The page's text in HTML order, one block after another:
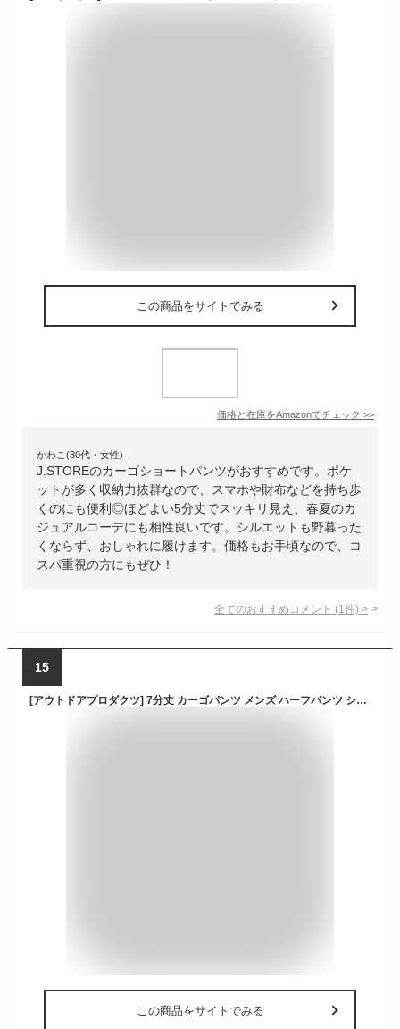
この商品をサイトでみる
価格と在庫をAmazonでチェック >>
かわこ(30代・女性)
J.STOREのカーゴショートパンツがおすすめです。ポケ
ットが多く収納力抜群なので、スマホや財布などを持ち歩
くのにも便利◎ほどよい5分丈でスッキリ見え、春夏のカ
ジュアルコーデにも相性良いです。シルエットも野暮った
くならず、おしゃれに履けます。価格もお手頃なので、コ
スパ重視の方にもぜひ！
全てのおすすめコメント (1 件) >
15
[アウトドアプロダクツ] 7分丈 カーゴパンツ メンズ ハーフパンツ ショートパンツ 正規品 / C5I / M ベージュ・BEIGE
この商品をサイトでみる